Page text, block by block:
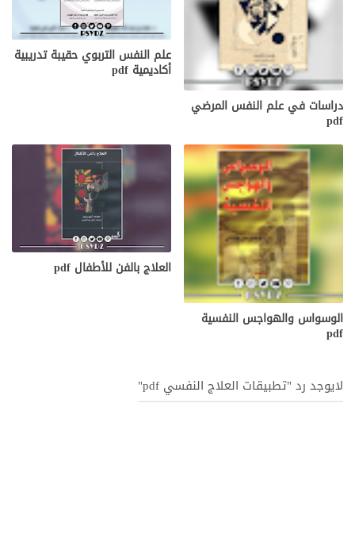
دراسات في علم النفس المرضي
pdf
علم النفس التربوي حقيبة تدريبية
أكاديمية pdf
الوسواس والهواجس النفسية
pdf
العلاج بالفن للأطفال pdf
لايوجد رد "تطبيقات العلاج النفسي pdf"